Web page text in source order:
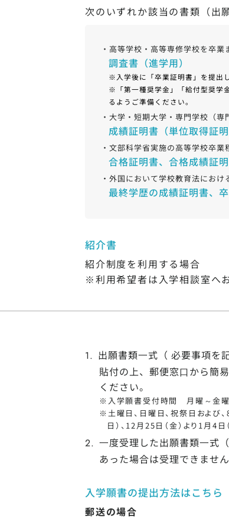
次のいずれか該当の書類（出
・高等学校・高等専修学校を卒
調査書（進学用）
※入学後に「卒業証明書」を提出
※「第一種奨学金」「給付型奨学
るようご準備ください。
・大学・短期大学・専門学校（
成績証明書（単位取得証
・文部科学省実施の高等学校卒
合格証明書、合格成績証
・外国において学校教育法にお
最終学歴の成績証明書、
紹介書
紹介制度を利用する場合
※利用希望者は入学相談室へ
出願書類⼀式（ 必要事項を
貼付の上、郵便窓⼝から簡
ください。
※入学願書受付時間 月曜～金曜
※土曜日、日曜日、祝祭日および、
日）、12月25日（金）より1月4
⼀度受理した出願書類⼀式
あった場合は受理できませ
入学願書の提出方法はこちら
郵送の場合